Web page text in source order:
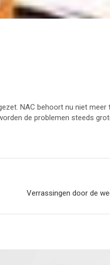
NAC behoort nu niet meer
de problemen steeds
Verrassingen door de